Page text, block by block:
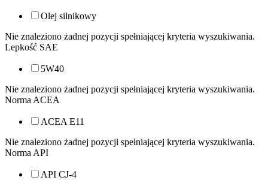
Olej silnikowy
Nie znaleziono żadnej pozycji spełniającej kryteria wyszukiwania.
Lepkość SAE
5W40
Nie znaleziono żadnej pozycji spełniającej kryteria wyszukiwania.
Norma ACEA
ACEA E11
Nie znaleziono żadnej pozycji spełniającej kryteria wyszukiwania.
Norma API
API CJ-4